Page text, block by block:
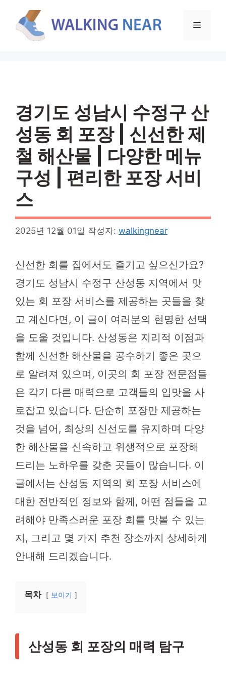
메
경기도 성남시 수정구 산
성동 회 포장 | 신선한 제
철 해산물 | 다양한 메뉴
구성 | 편리한 포장 서비
스
2025년 12월 01일 작성자: walkingnear
신선한 회를 집에서도 즐기고 싶으신가요?
경기도 성남시 수정구 산성동 지역에서 맛
있는 회 포장 서비스를 제공하는 곳들을 찾
고 계신다면, 이 글이 여러분의 현명한 선택
을 도울 것입니다. 산성동은 지리적 이점과
함께 신선한 해산물을 공수하기 좋은 곳으
로 알려져 있으며, 이곳의 회 포장 전문점들
은 각기 다른 매력으로 고객들의 입맛을 사
로잡고 있습니다. 단순히 포장만 제공하는
것을 넘어, 최상의 신선도를 유지하며 다양
한 해산물을 신속하고 위생적으로 포장해
드리는 노하우를 갖춘 곳들이 많습니다. 이
글에서는 산성동 지역의 회 포장 서비스에
대한 전반적인 정보와 함께, 어떤 점들을 고
려해야 만족스러운 포장 회를 맛볼 수 있는
지, 그리고 몇 가지 추천 장소까지 상세하게
안내해 드리겠습니다.
목차 보이기
산성동 회 포장의 매력 탐구